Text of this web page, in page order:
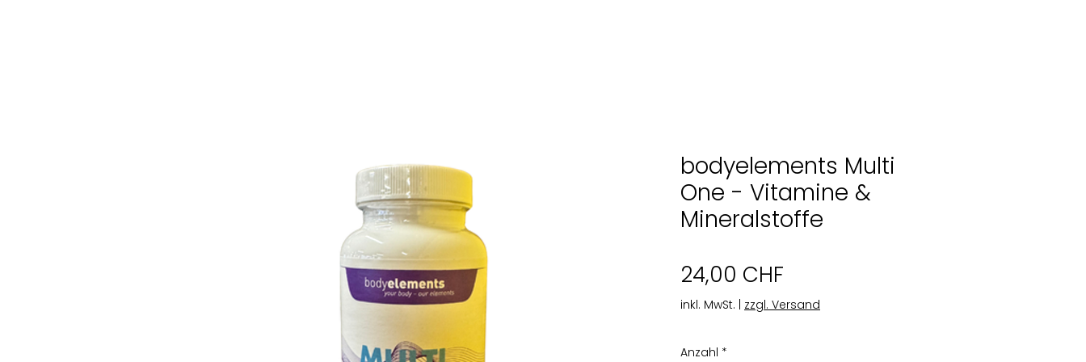
bodyelements Multi
One - Vitamine &
Mineralstoffe
24,00 CHF
inkl. MwSt. zzgl. Versand
Anzahl *